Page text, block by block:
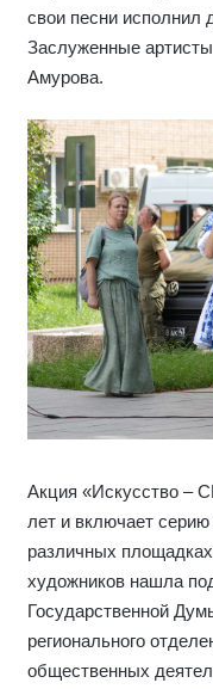
свои песни
Заслуженные
Амурова.
Акция «Искусство –
лет и включает
различных
художников нашла
Государственной
регионального
общественных